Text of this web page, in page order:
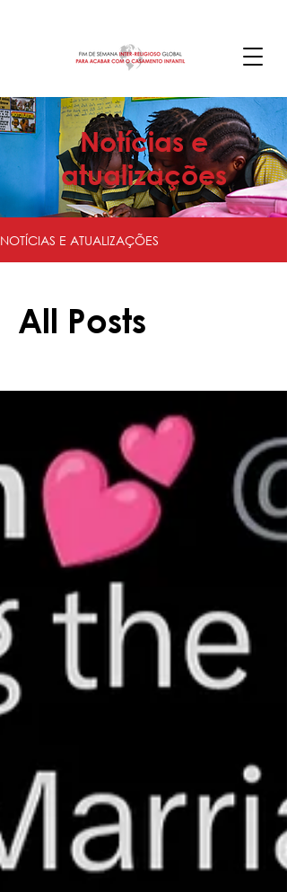
Notícias e
atualizações
NOTÍCIAS E ATUALIZAÇÕES
All Posts